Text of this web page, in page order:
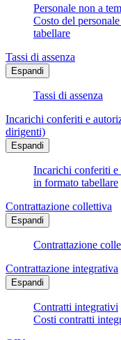
Personale non a
Costo del
tabellare
Tassi di assenza
Espandi
Tassi di assenza
Incarichi conferiti e
dirigenti)
Espandi
Incarichi conferiti
in formato tabellare
Contrattazione collettiva
Espandi
Contrattazione
Contrattazione integrativa
Espandi
Contratti integrativi
Costi contratti